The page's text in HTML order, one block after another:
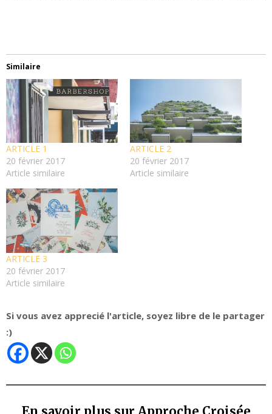
Similaire
ARTICLE 1
20 février 2017
Article similaire
ARTICLE 2
20 février 2017
Article similaire
ARTICLE 3
20 février 2017
Article similaire
Si vous avez apprecié l'article, soyez libre de le partager
:)